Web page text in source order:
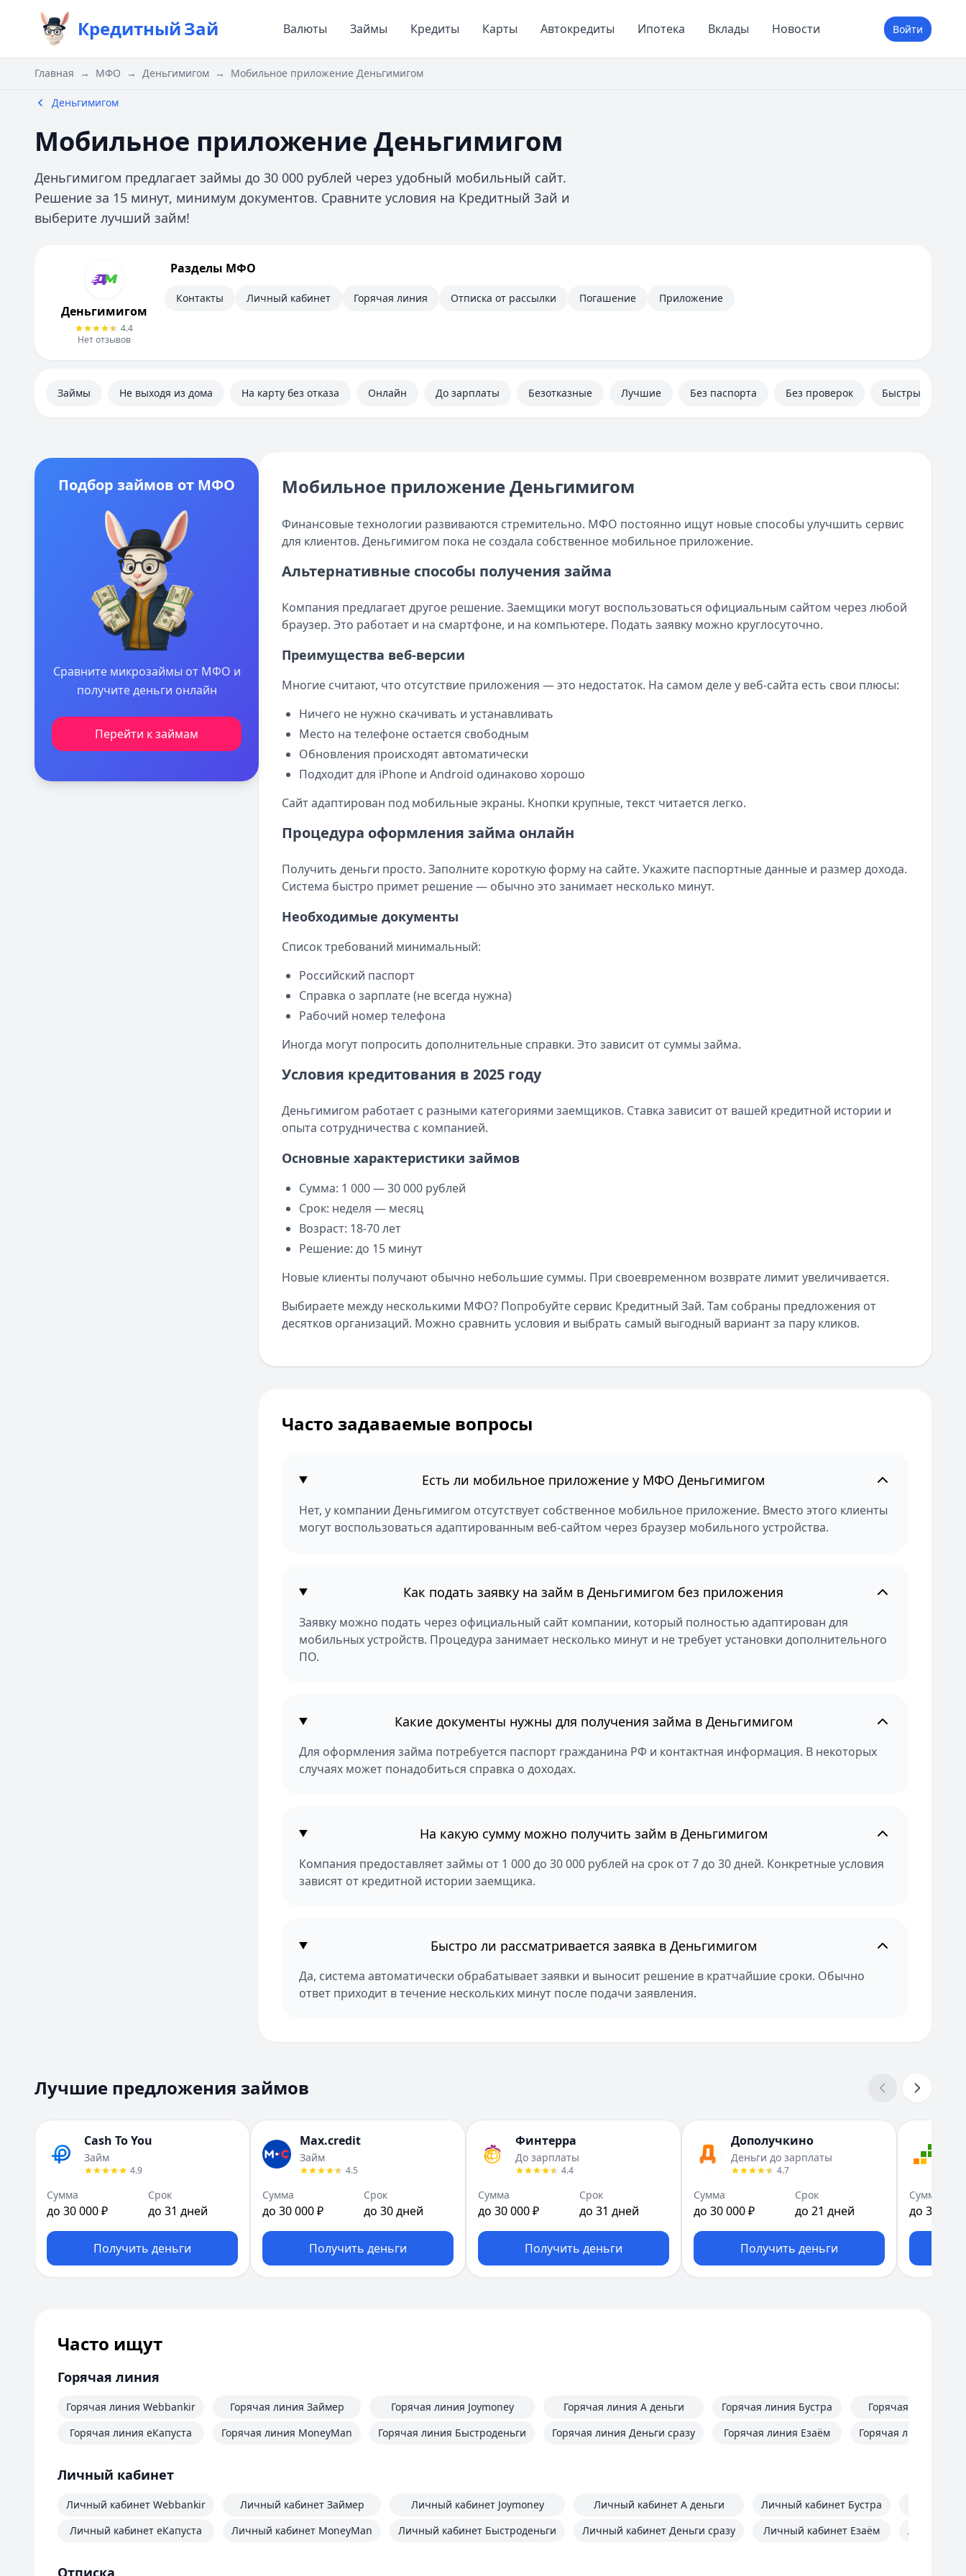
КредитныйЗай Валюты Займы Кредиты Карты Автокредиты Ипотека Вклады Новости Войти
Главная → МФО → Деньгимигом → Мобильное приложение Деньгимигом
Деньгимигом
Мобильное приложение Деньгимигом
Деньгимигом предлагает займы до 30 000 рублей через удобный мобильный сайт.
Решение за 15 минут, минимум документов. Сравните условия на Кредитный Зай и
выберите лучший займ!
Информация
Деньгимигом
4.4
Нет отзывов
Разделы МФО
Контакты Личный кабинет Горячая линия Отписка от рассылки Погашение Приложение
Займы Не выходя из дома На карту без отказа Онлайн До зарплаты Безотказные Лучшие Без паспорта Без проверок Быстрые
Подбор займов от МФО
Сравните микрозаймы от МФО и
получите деньги онлайн
Перейти к займам
Мобильное приложение Деньгимигом
Финансовые технологии развиваются стремительно. МФО постоянно ищут новые способы улучшить сервис
для клиентов. Деньгимигом пока не создала собственное мобильное приложение.
Альтернативные способы получения займа
Компания предлагает другое решение. Заемщики могут воспользоваться официальным сайтом через любой
браузер. Это работает и на смартфоне, и на компьютере. Подать заявку можно круглосуточно.
Преимущества веб-версии
Многие считают, что отсутствие приложения — это недостаток. На самом деле у веб-сайта есть свои плюсы:
Ничего не нужно скачивать и устанавливать
Место на телефоне остается свободным
Обновления происходят автоматически
Подходит для iPhone и Android одинаково хорошо
Сайт адаптирован под мобильные экраны. Кнопки крупные, текст читается легко.
Процедура оформления займа онлайн
Получить деньги просто. Заполните короткую форму на сайте. Укажите паспортные данные и размер дохода.
Система быстро примет решение — обычно это занимает несколько минут.
Необходимые документы
Список требований минимальный:
Российский паспорт
Справка о зарплате (не всегда нужна)
Рабочий номер телефона
Иногда могут попросить дополнительные справки. Это зависит от суммы займа.
Условия кредитования в 2025 году
Деньгимигом работает с разными категориями заемщиков. Ставка зависит от вашей кредитной истории и
опыта сотрудничества с компанией.
Основные характеристики займов
Сумма: 1 000 — 30 000 рублей
Срок: неделя — месяц
Возраст: 18-70 лет
Решение: до 15 минут
Новые клиенты получают обычно небольшие суммы. При своевременном возврате лимит увеличивается.
Выбираете между несколькими МФО? Попробуйте сервис Кредитный Зай. Там собраны предложения от
десятков организаций. Можно сравнить условия и выбрать самый выгодный вариант за пару кликов.
Часто задаваемые вопросы
Есть ли мобильное приложение у МФО Деньгимигом
Нет, у компании Деньгимигом отсутствует собственное мобильное приложение. Вместо этого клиенты
могут воспользоваться адаптированным веб-сайтом через браузер мобильного устройства.
Как подать заявку на займ в Деньгимигом без приложения
Заявку можно подать через официальный сайт компании, который полностью адаптирован для
мобильных устройств. Процедура занимает несколько минут и не требует установки дополнительного
ПО.
Какие документы нужны для получения займа в Деньгимигом
Для оформления займа потребуется паспорт гражданина РФ и контактная информация. В некоторых
случаях может понадобиться справка о доходах.
На какую сумму можно получить займ в Деньгимигом
Компания предоставляет займы от 1 000 до 30 000 рублей на срок от 7 до 30 дней. Конкретные условия
зависят от кредитной истории заемщика.
Быстро ли рассматривается заявка в Деньгимигом
Да, система автоматически обрабатывает заявки и выносит решение в кратчайшие сроки. Обычно
ответ приходит в течение нескольких минут после подачи заявления.
Лучшие предложения займов
Cash To You
Займ
4.9
Сумма
до 30 000 ₽
Срок
до 31 дней
Получить деньги
Max.credit
Займ
4.5
Сумма
до 30 000 ₽
Срок
до 30 дней
Получить деньги
Финтерра
До зарплаты
4.4
Сумма
до 30 000 ₽
Срок
до 31 дней
Получить деньги
Дополучкино
Деньги до зарплаты
4.7
Сумма
до 30 000 ₽
Срок
до 21 дней
Получить деньги
Сумма
до 30 000
Часто ищут
Горячая линия
Горячая линия Webbankir
Горячая линия еКапуста
Горячая линия Займер
Горячая линия MoneyMan
Горячая линия Joymoney
Горячая линия Быстроденьги
Горячая линия А деньги
Горячая линия Деньги сразу
Горячая линия Бустра
Горячая линия Езаём
Горячая линия
Горячая линия
Личный кабинет
Личный кабинет Webbankir
Личный кабинет еКапуста
Личный кабинет Займер
Личный кабинет MoneyMan
Личный кабинет Joymoney
Личный кабинет Быстроденьги
Личный кабинет А деньги
Личный кабинет Деньги сразу
Личный кабинет Бустра
Личный кабинет Езаём
Личный
Отписка